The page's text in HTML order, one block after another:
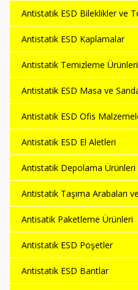
Antistatik ESD Bileklikler ve
Antistatik ESD Kaplamalar
Antistatik Temizleme Ürünleri
Antistatik ESD Masa ve
Antistatik ESD Ofis
Antistatik ESD El Aletleri
Antistatik Depolama Ürünleri
Antistatik Taşıma Arabaları
Antisatik Paketleme Ürünleri
Antistatik ESD Poşetler
Antistatik ESD Bantlar